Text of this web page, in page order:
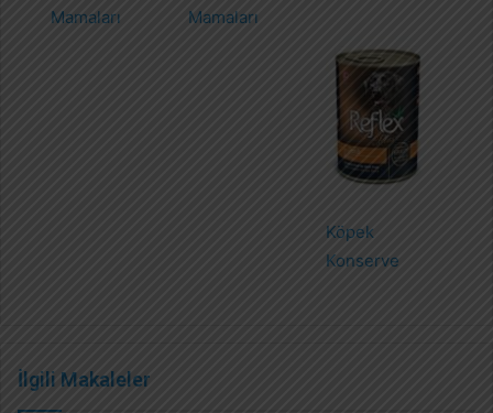
Mamaları
Mamaları
Köpek
Konserve
İlgili Makaleler